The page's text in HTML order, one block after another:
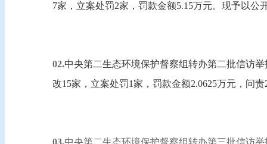
7家，立案处罚2家，罚款金额5.15万元。现予以公
02.中央第二生态环境保护督察组转办第二批信访
改15家，立案处罚1家，罚款金额2.0625万元，问